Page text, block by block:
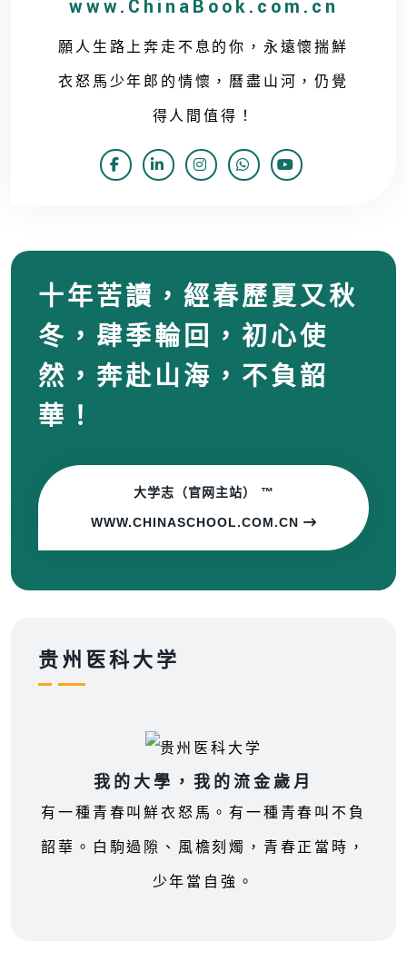
www.ChinaBook.com.cn
願人生路上奔走不息的你，永遠懷揣鮮
衣怒馬少年郎的情懷，曆盡山河，仍覺
得人間值得！
十年苦讀，經春歷夏又秋
冬，肆季輪回，初心使
然，奔赴山海，不負韶
華！
大学志（官网主站） ™
WWW.CHINASCHOOL.COM.CN
贵州医科大学
我的大學，我的流金歲月
有一種青春叫鮮衣怒馬。有一種青春叫不負
韶華。白駒過隙、風檐刻燭，青春正當時，
少年當自強。